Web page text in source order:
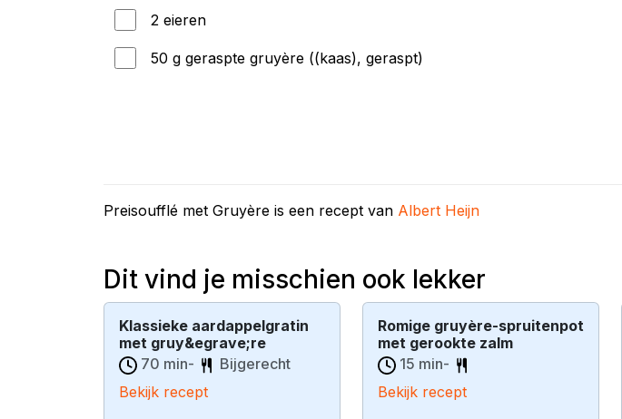
2 eieren
50 g geraspte gruyère ((kaas), geraspt)
Preisoufflé met Gruyère is een recept van Albert Heijn
Dit vind je misschien ook lekker
Klassieke aardappelgratin
met gruy&egrave;re
70 min-
Bijgerecht
Bekijk recept
Romige gruyère-spruitenpot
met gerookte zalm
15 min-
Bekijk recept